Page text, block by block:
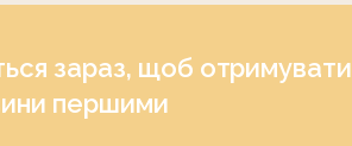
зараз, щоб отримувати
першими